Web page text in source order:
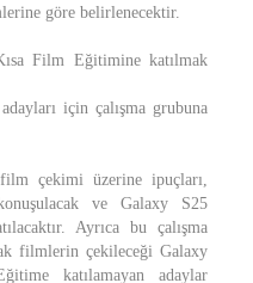
göre belirlenecektir.
Film Eğitimine katılmak
için çalışma grubuna
çekimi üzerine ipuçları,
ve Galaxy S25
Ayrıca bu çalışma
filmlerin çekileceği Galaxy
katılamayan adaylar